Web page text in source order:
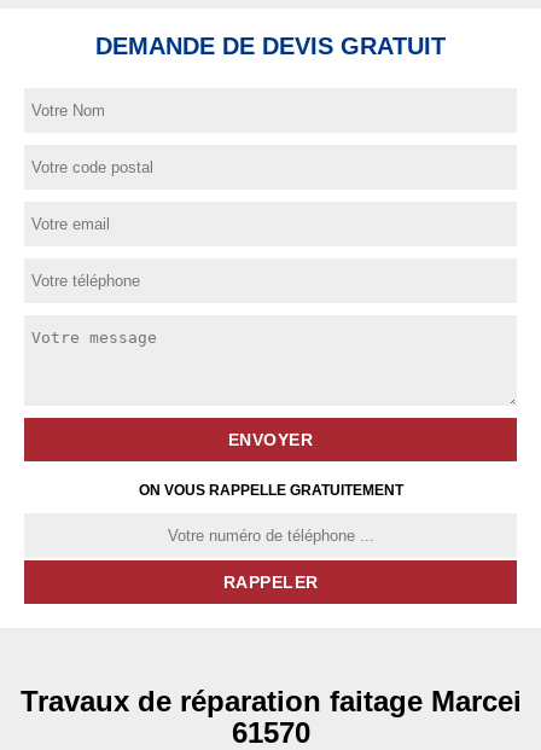
DEMANDE DE DEVIS GRATUIT
ON VOUS RAPPELLE GRATUITEMENT
Travaux de réparation faitage Marcei
61570